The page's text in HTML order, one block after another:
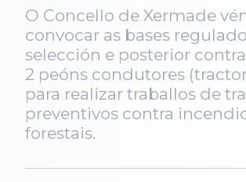
O Concello de Xermade
convocar as bases
selección e posterior
2 peóns condutores
para realizar traballos de
preventivos contra
forestais.